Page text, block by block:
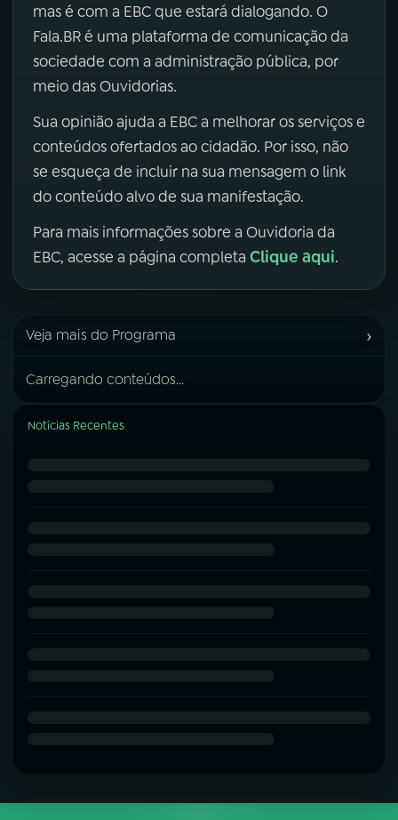
mas é com a EBC que estará dialogando. O
Fala.BR é uma plataforma de comunicação da
sociedade com a administração pública, por
meio das Ouvidorias.
Sua opinião ajuda a EBC a melhorar os serviços e
conteúdos ofertados ao cidadão. Por isso, não
se esqueça de incluir na sua mensagem o link
do conteúdo alvo de sua manifestação.
Para mais informações sobre a Ouvidoria da
EBC, acesse a página completa Clique aqui.
Veja mais do Programa ›
Carregando conteúdos...
Notícias Recentes